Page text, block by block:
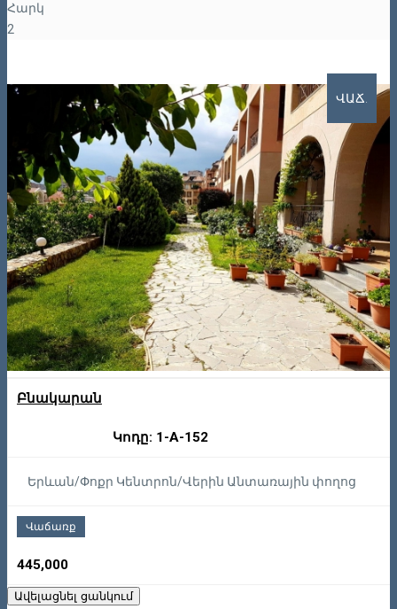
Հարկ
2
ՎԱՃ.
Բնակարան
Կոդը: 1-A-152
Երևան/Փոքր Կենտրոն/Վերին Անտառային փողոց
Վաճառք
445,000
Ավելացնել ցանկում